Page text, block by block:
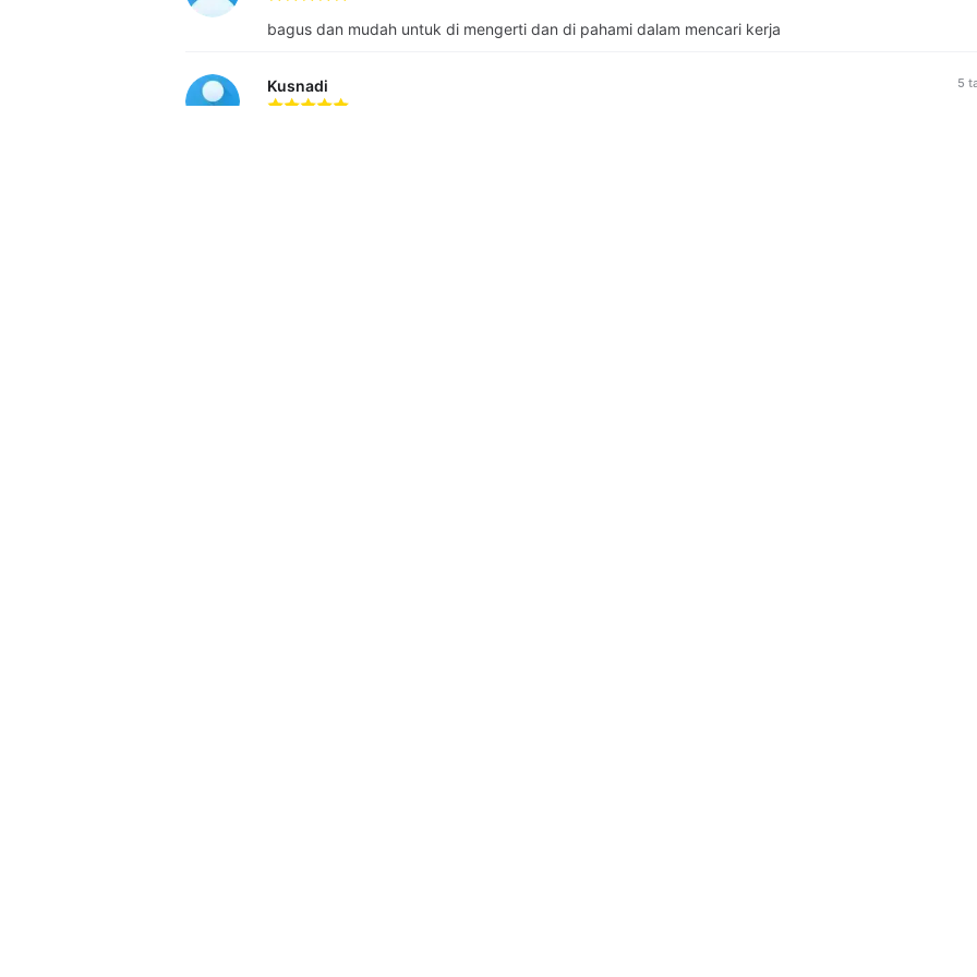
(synergy) adalah nilai utama yang melandasi semua hal yang dilakukan untuk mencapai hasil terbaik yang
oleh para klien Dilantern.
bagus dan mudah untuk di mengerti dan di pahami dalam mencari kerja
Kusnadi 5